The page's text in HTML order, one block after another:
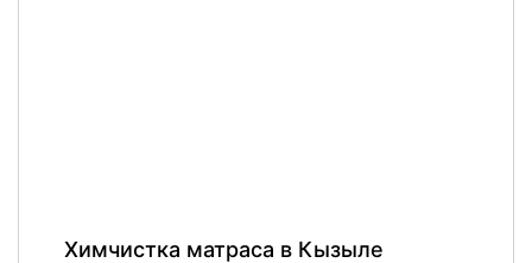
Химчистка матраса в Кызыле